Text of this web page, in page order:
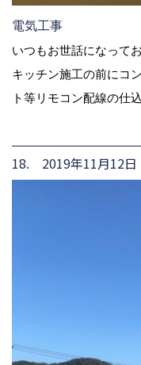
電気工事
いつもお世話になってお
キッチン施工の前にコ
ト等リモコン配線の仕
18. 2019年11月12日